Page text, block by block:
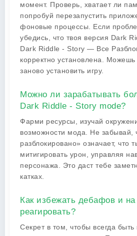
момент. Проверь, хватает ли
попробуй перезапустить
фоновые процессы. Если
убедись, что твоя версия Dark
Dark Riddle - Story — Все
корректно установлена. Можешь
заново установить игру.
Можно ли зарабатывать
Dark Riddle - Story mode?
Фарми ресурсы, изучай
возможности мода. Не забывай,
разблокировано» означает, что
митигировать урон, управляя
персонажа. Это даст тебе
катках.
Как избежать дебафов и на
реагировать?
Секрет в том, чтобы всегда быть